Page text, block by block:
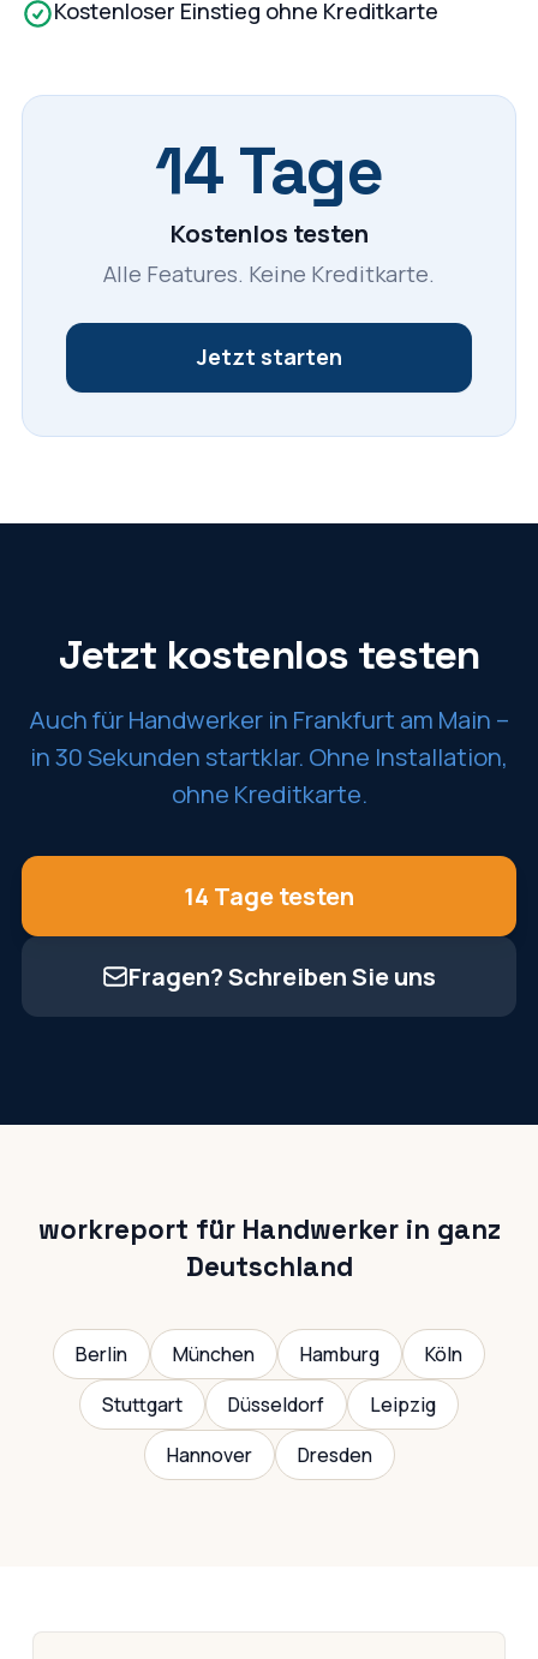
Kostenloser Einstieg ohne Kreditkarte
14 Tage
Kostenlos testen
Alle Features. Keine Kreditkarte.
Jetzt starten
Jetzt kostenlos testen
Auch für Handwerker in Frankfurt am Main –
in 30 Sekunden startklar. Ohne Installation,
ohne Kreditkarte.
14 Tage testen
Fragen? Schreiben Sie uns
workreport für Handwerker in ganz
Deutschland
Berlin München Hamburg
Köln
Stuttgart
Düsseldorf
Leipzig
Hannover
Dresden